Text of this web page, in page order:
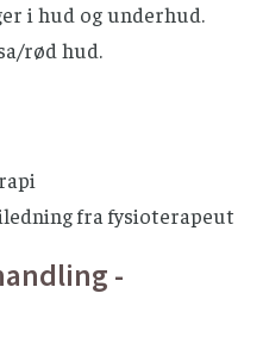
i hud og underhud.
rød hud.
fra fysioterapeut
-